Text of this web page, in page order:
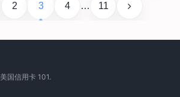
2 3 4 … 11
美国信用卡 101.